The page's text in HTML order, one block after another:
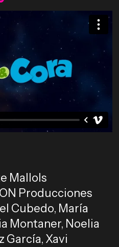
Mallols
Producciones
Cubedo, María
Montaner, Noelia
García, Xavi